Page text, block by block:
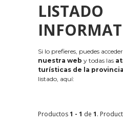
LISTADO
Si lo prefieres, puedes
nuestra web y todas las
turísticas de la
listado, aquí:
Productos1 - 1 de 1.